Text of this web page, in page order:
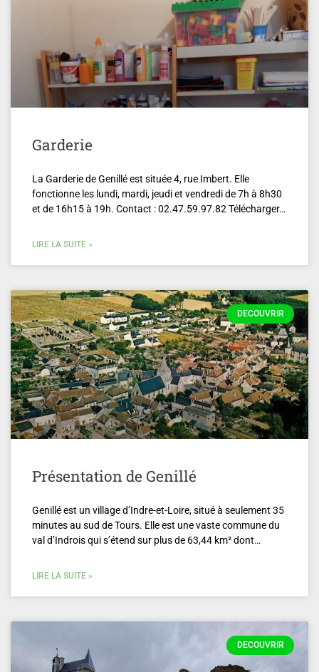
Garderie
La Garderie de Genillé est située 4, rue Imbert. Elle
fonctionne les lundi, mardi, jeudi et vendredi de 7h à 8h30
et de 16h15 à 19h. Contact : 02.47.59.97.82 Télécharger…
LIRE LA SUITE »
DECOUVRIR
Présentation de Genillé
Genillé est un village d’Indre-et-Loire, situé à seulement 35
minutes au sud de Tours. Elle est une vaste commune du
val d’Indrois qui s’étend sur plus de 63,44 km² dont…
LIRE LA SUITE »
DECOUVRIR